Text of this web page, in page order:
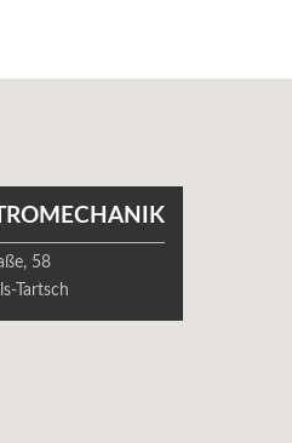
58
Tartsch